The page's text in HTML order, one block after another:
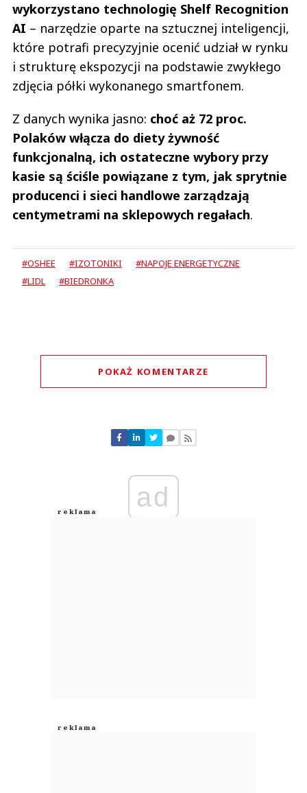
wykorzystano technologię Shelf Recognition
AI – narzędzie oparte na sztucznej inteligencji,
które potrafi precyzyjnie ocenić udział w rynku
i strukturę ekspozycji na podstawie zwykłego
zdjęcia półki wykonanego smartfonem.
Z danych wynika jasno: choć aż 72 proc.
Polaków włącza do diety żywność
funkcjonalną, ich ostateczne wybory przy
kasie są ściśle powiązane z tym, jak sprytnie
producenci i sieci handlowe zarządzają
centymetrami na sklepowych regałach.
#OSHEE #IZOTONIKI
#NAPOJE ENERGETYCZNE
#LIDL
#BIEDRONKA
POKAŻ KOMENTARZE
Nie znaleziono komentarzy
Zostaw swoje komentarze
Anuluj
ad